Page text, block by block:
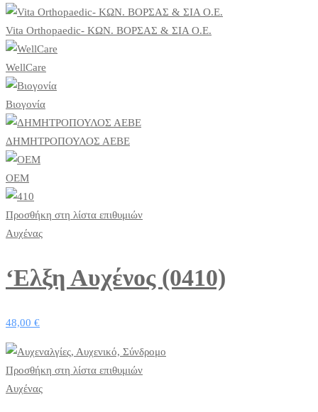
Vita Orthopaedic- ΚΩΝ. ΒΟΡΣΑΣ & ΣΙΑ Ο.Ε.
WellCare
Βιογονία
ΔΗΜΗΤΡΟΠΟΥΛΟΣ ΑΕΒΕ
ΟΕΜ
Προσθήκη στη λίστα επιθυμιών
Αυχένας
‘Ελξη Αυχένος (0410)
48,00 €
Προσθήκη στη λίστα επιθυμιών
Αυχένας